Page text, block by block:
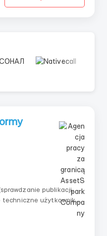
lub podobne).